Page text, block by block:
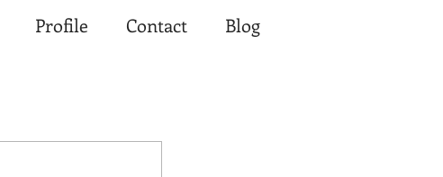
Profile Contact Blog